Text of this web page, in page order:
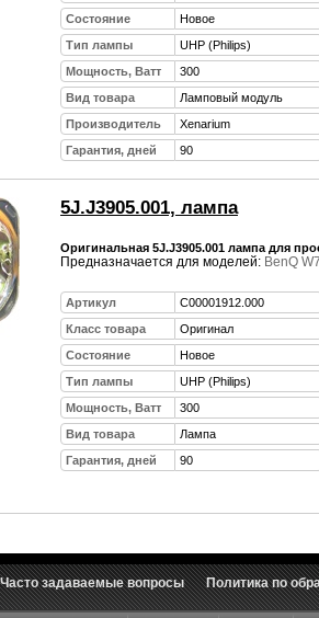
Состояние
Новое
Тип лампы
UHP (Philips)
Мощность, Ватт
300
Вид товара
Ламповый модуль
Производитель
Xenarium
Гарантия, дней
90
5J.J3905.001, лампа
Оригинальная 5J.J3905.001 лампа для
Предназначается для моделей: BenQ
Артикул
C00001912.000
Класс товара
Оригинал
Состояние
Новое
Тип лампы
UHP (Philips)
Мощность, Ватт
300
Вид товара
Лампа
Гарантия, дней
90
Часто задаваемые вопросы Политика по